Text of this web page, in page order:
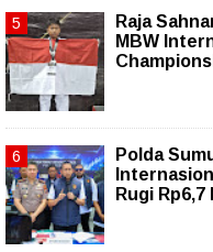
Raja
MBW
Polda
Rugi Rp6,7